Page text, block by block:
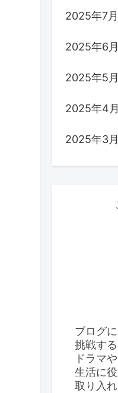
2025年7月
2025年6月
2025年5月
2025年4月
2025年3月
ブログ
挑戦す
ドラマ
生活に
取り入